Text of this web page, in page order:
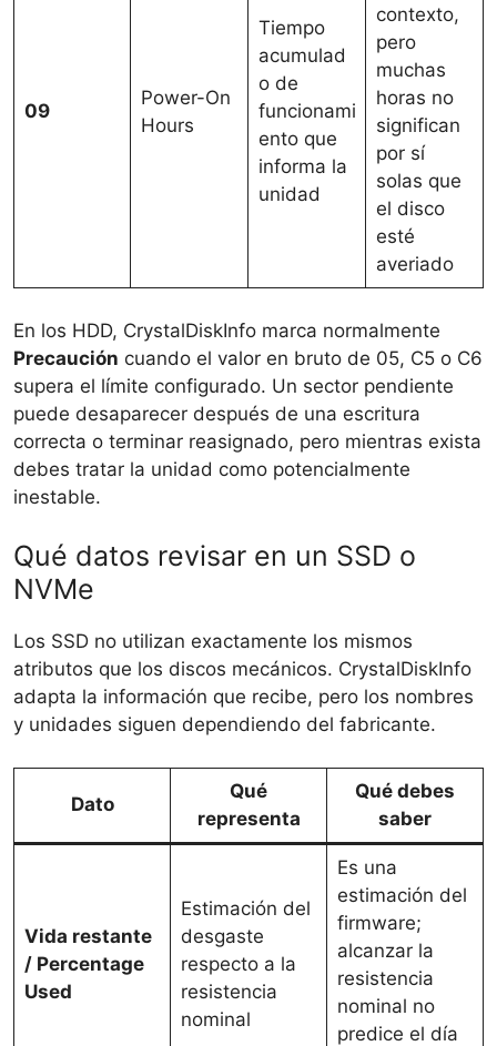
09
Power-On
Hours
Tiempo
acumulad
o de
funcionami
ento que
informa la
unidad
contexto,
pero
muchas
horas no
significan
por sí
solas que
el disco
esté
averiado
En los HDD, CrystalDiskInfo marca normalmente
Precaución cuando el valor en bruto de 05, C5 o C6
supera el límite configurado. Un sector pendiente
puede desaparecer después de una escritura
correcta o terminar reasignado, pero mientras exista
debes tratar la unidad como potencialmente
inestable.
Qué datos revisar en un SSD o
NVMe
Los SSD no utilizan exactamente los mismos
atributos que los discos mecánicos. CrystalDiskInfo
adapta la información que recibe, pero los nombres
y unidades siguen dependiendo del fabricante.
Dato
Qué
representa
Qué debes
saber
Vida restante
/ Percentage
Used
Estimación del
desgaste
respecto a la
resistencia
nominal
Es una
estimación del
firmware;
alcanzar la
resistencia
nominal no
predice el día